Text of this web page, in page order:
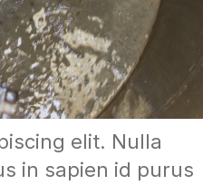
elit. Nulla
in sapien id purus